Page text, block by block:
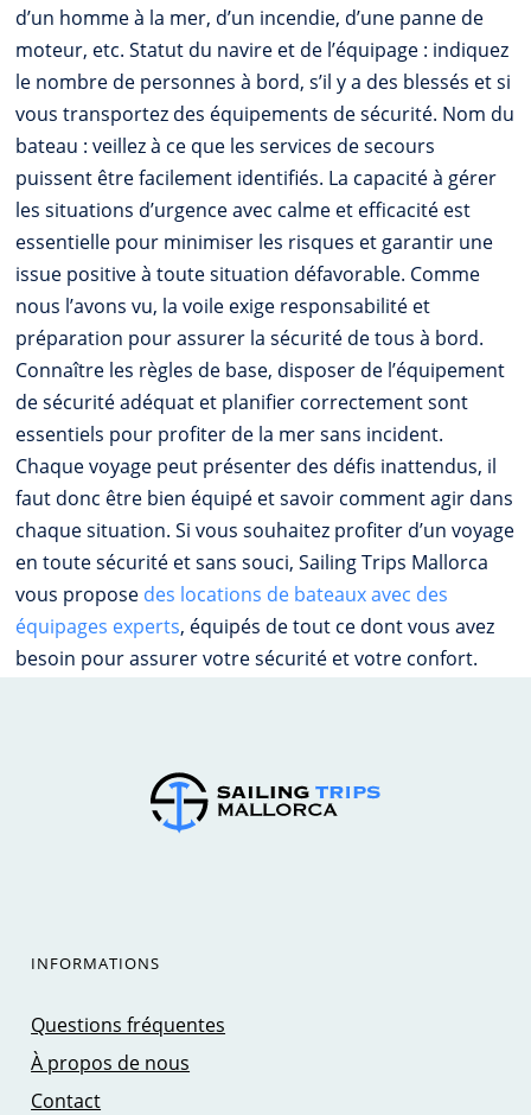
d’un homme à la mer, d’un incendie, d’une panne de
moteur, etc. Statut du navire et de l’équipage : indiquez
le nombre de personnes à bord, s’il y a des blessés et si
vous transportez des équipements de sécurité. Nom du
bateau : veillez à ce que les services de secours
puissent être facilement identifiés. La capacité à gérer
les situations d’urgence avec calme et efficacité est
essentielle pour minimiser les risques et garantir une
issue positive à toute situation défavorable. Comme
nous l’avons vu, la voile exige responsabilité et
préparation pour assurer la sécurité de tous à bord.
Connaître les règles de base, disposer de l’équipement
de sécurité adéquat et planifier correctement sont
essentiels pour profiter de la mer sans incident.
Chaque voyage peut présenter des défis inattendus, il
faut donc être bien équipé et savoir comment agir dans
chaque situation. Si vous souhaitez profiter d’un voyage
en toute sécurité et sans souci, Sailing Trips Mallorca
vous propose des locations de bateaux avec des
équipages experts, équipés de tout ce dont vous avez
besoin pour assurer votre sécurité et votre confort.
INFORMATIONS
Questions fréquentes
À propos de nous
Contact